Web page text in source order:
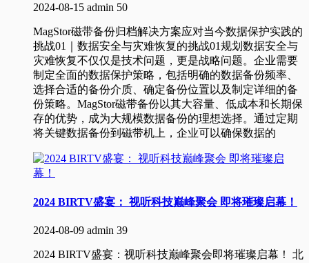
2024-08-15 admin 50
MagStor磁带备份归档解决方案应对当今数据保护实践的
挑战01｜数据安全与灾难恢复的挑战01规划数据安全与
灾难恢复不仅仅是技术问题，更是战略问题。企业需要
制定全面的数据保护策略，包括明确的数据备份频率、
选择合适的备份介质、确定备份位置以及制定详细的备
份策略。MagStor磁带备份以其大容量、低成本和长期保
存的优势，成为大规模数据备份的理想选择。通过定期
将关键数据备份到磁带机上，企业可以确保数据的
2024 BIRTV盛宴： 视听科技巅峰聚会 即将璀璨启幕！
2024-08-09 admin 39
2024 BIRTV盛宴：视听科技巅峰聚会即将璀璨启幕！ 北